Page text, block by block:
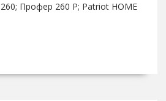
Профер 260 Р; Patriot HOME